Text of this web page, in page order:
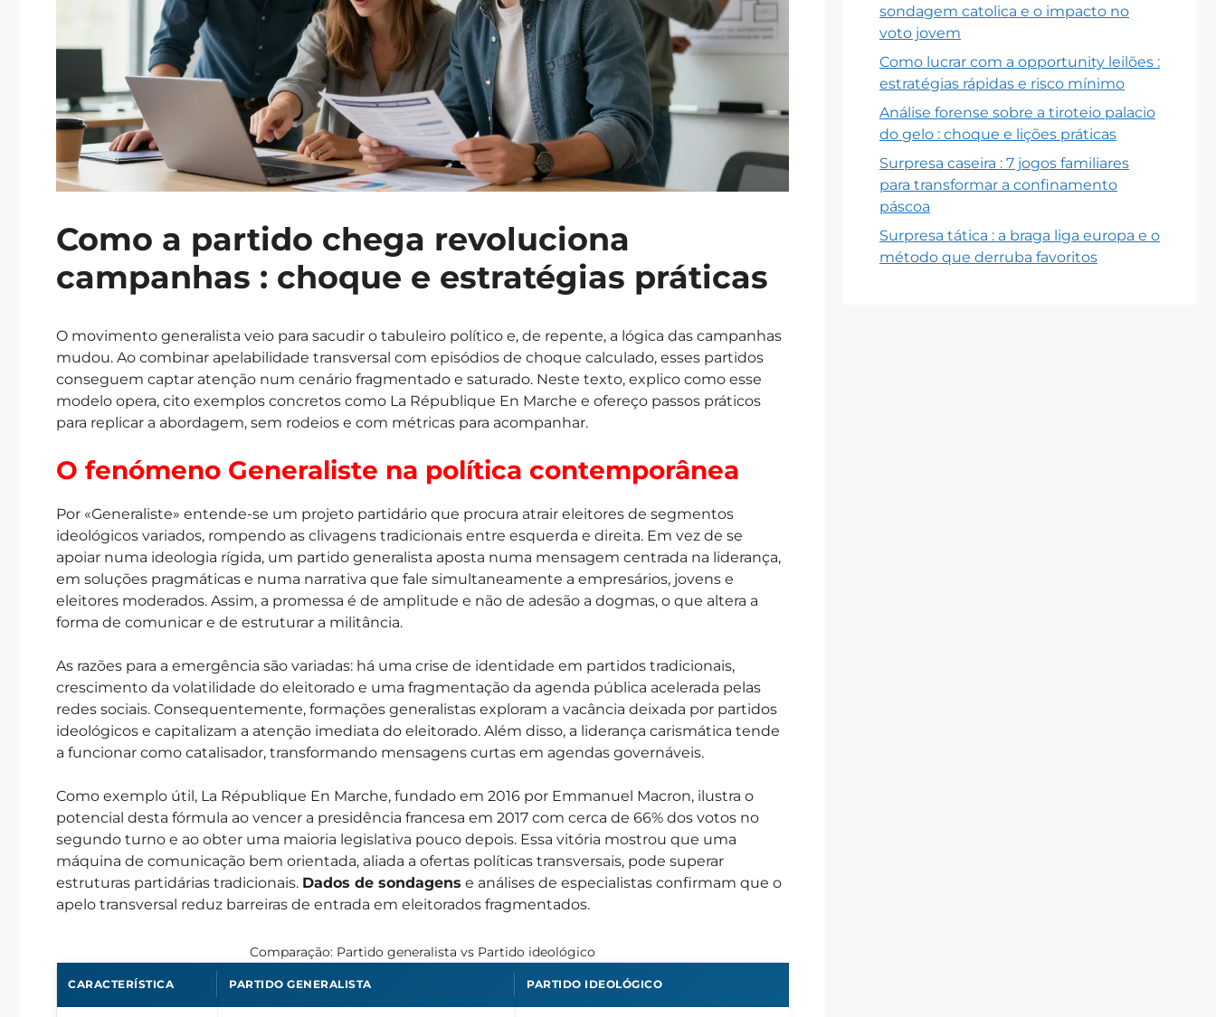
Como a partido chega revoluciona
campanhas : choque e estratégias práticas
O movimento generalista veio para sacudir o tabuleiro político e, de repente, a lógica das campanhas
mudou. Ao combinar apelabilidade transversal com episódios de choque calculado, esses partidos
conseguem captar atenção num cenário fragmentado e saturado. Neste texto, explico como esse
modelo opera, cito exemplos concretos como La République En Marche e ofereço passos práticos
para replicar a abordagem, sem rodeios e com métricas para acompanhar.
O fenómeno Generaliste na política contemporânea
Por «Generaliste» entende-se um projeto partidário que procura atrair eleitores de segmentos
ideológicos variados, rompendo as clivagens tradicionais entre esquerda e direita. Em vez de se
apoiar numa ideologia rígida, um partido generalista aposta numa mensagem centrada na liderança,
em soluções pragmáticas e numa narrativa que fale simultaneamente a empresários, jovens e
eleitores moderados. Assim, a promessa é de amplitude e não de adesão a dogmas, o que altera a
forma de comunicar e de estruturar a militância.
As razões para a emergência são variadas: há uma crise de identidade em partidos tradicionais,
crescimento da volatilidade do eleitorado e uma fragmentação da agenda pública acelerada pelas
redes sociais. Consequentemente, formações generalistas exploram a vacância deixada por partidos
ideológicos e capitalizam a atenção imediata do eleitorado. Além disso, a liderança carismática tende
a funcionar como catalisador, transformando mensagens curtas em agendas governáveis.
Como exemplo útil, La République En Marche, fundado em 2016 por Emmanuel Macron, ilustra o
potencial desta fórmula ao vencer a presidência francesa em 2017 com cerca de 66% dos votos no
segundo turno e ao obter uma maioria legislativa pouco depois. Essa vitória mostrou que uma
máquina de comunicação bem orientada, aliada a ofertas políticas transversais, pode superar
estruturas partidárias tradicionais. Dados de sondagens e análises de especialistas confirmam que o
apelo transversal reduz barreiras de entrada em eleitorados fragmentados.
Comparação: Partido generalista vs Partido ideológico
CARACTERÍSTICA PARTIDO GENERALISTA PARTIDO IDEOLÓGICO
sondagem catolica e o impacto no
voto jovem
Como lucrar com a opportunity leilões :
estratégias rápidas e risco mínimo
Análise forense sobre a tiroteio palacio
do gelo : choque e lições práticas
Surpresa caseira : 7 jogos familiares
para transformar a confinamento
páscoa
Surpresa tática : a braga liga europa e o
método que derruba favoritos